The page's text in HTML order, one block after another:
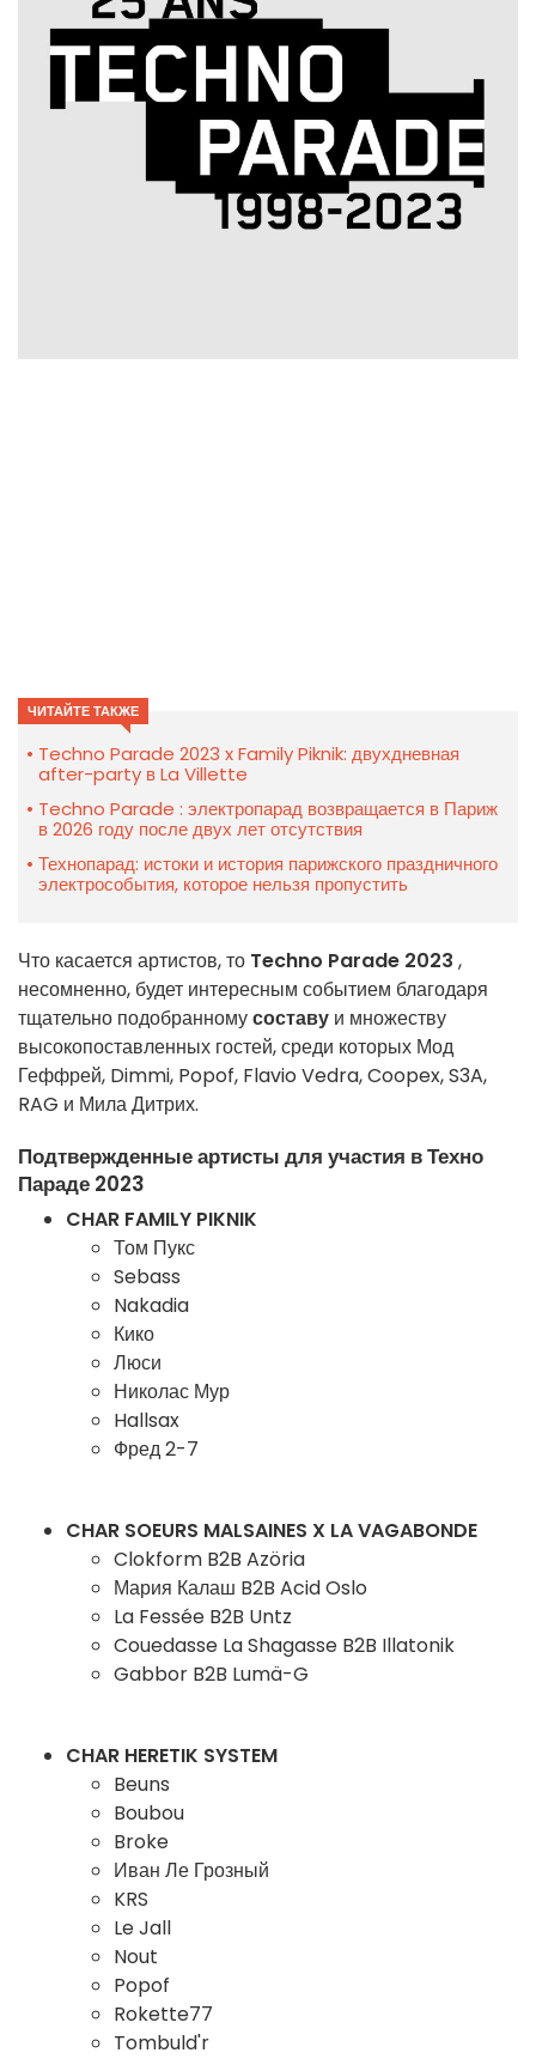
ЧИТАЙТЕ ТАКЖЕ
Techno Parade 2023 x Family Piknik: двухдневная
after-party в La Villette
Techno Parade : электропарад возвращается в Париж
в 2026 году после двух лет отсутствия
Технопарад: истоки и история парижского праздничного
электрособытия, которое нельзя пропустить
Что касается артистов, то Techno Parade 2023 ,
несомненно, будет интересным событием благодаря
тщательно подобранномусоставу и множеству
высокопоставленных гостей, среди которых Мод
Геффрей, Dimmi, Popof, Flavio Vedra, Coopex, S3A,
RAG и Мила Дитрих.
Подтвержденные артисты для участия в Техно
Параде 2023
CHAR FAMILY PIKNIK
Том Пукс
Sebass
Nakadia
Кико
Люси
Николас Мур
Hallsax
Фред 2-7
CHAR SOEURS MALSAINES X LA VAGABONDE
Clokform B2B Azöria
Мария Калаш B2B Acid Oslo
La Fessée B2B Untz
Couedasse La Shagasse B2B Illatonik
Gabbor B2B Lumä-G
CHAR HERETIK SYSTEM
Beuns
Boubou
Broke
Иван Ле Грозный
KRS
Le Jall
Nout
Popof
Rokette77
Tombuld'r